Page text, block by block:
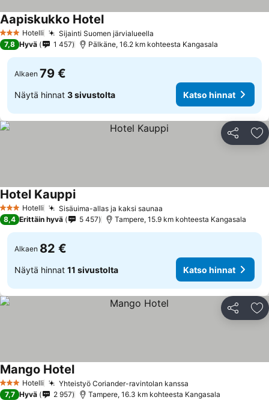
3 Tähtiluokitus
Hotelli Sijainti Suomen järvialueella
Aapiskukko HotelKatso hinnat
7,8 Hyvä 1 457 Pälkäne, 16.2 km kohteesta Kangasala
Alkaen 79 €
Näytä hinnat 3 sivustolta Katso hinnat
Jaa
3 Tähtiluokitus
Hotelli Sisäuima-allas ja kaksi saunaa
Hotel KauppiKatso hinnat
8,4 Erittäin hyvä 5 457 Tampere, 15.9 km kohteesta Kangasala
Alkaen 82 €
Näytä hinnat 11 sivustolta Katso hinnat
Jaa
3 Tähtiluokitus
Hotelli Yhteistyö Coriander-ravintolan kanssa
Mango HotelKatso hinnat
7,7 Hyvä 2 957 Tampere, 16.3 km kohteesta Kangasala